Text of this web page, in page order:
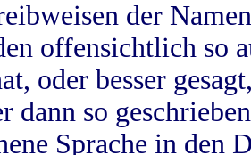
der
offensichtlich so
oder besser
dann so
Sprache in